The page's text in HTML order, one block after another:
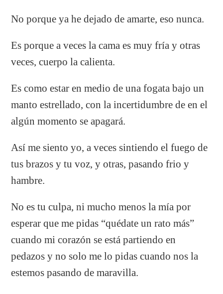
No porque ya he dejado de amarte, eso nunca.
Es porque a veces la cama es muy fría y otras
veces, cuerpo la calienta.
Es como estar en medio de una fogata bajo un
manto estrellado, con la incertidumbre de en el
algún momento se apagará.
Así me siento yo, a veces sintiendo el fuego de
tus brazos y tu voz, y otras, pasando frio y
hambre.
No es tu culpa, ni mucho menos la mía por
esperar que me pidas “quédate un rato más”
cuando mi corazón se está partiendo en
pedazos y no solo me lo pidas cuando nos la
estemos pasando de maravilla.